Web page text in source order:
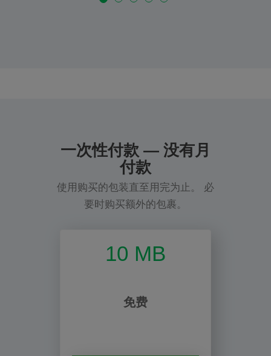
一次性付款 — 没有月
付款
使用购买的包装直至用完为止。 必
要时购买额外的包裹。
10 MB
免费